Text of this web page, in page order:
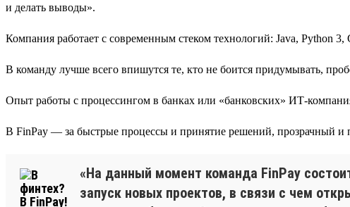
и делать выводы».
Компания работает с современным стеком технологий: Java, Python
В команду лучше всего впишутся те, кто не боится придумывать,
Опыт работы с процессингом в банках или «банковских» ИТ-
В FinPay — за быстрые процессы и принятие решений, прозрачный и
«На данный момент команда FinPay
запуск новых проектов, в связи с чем